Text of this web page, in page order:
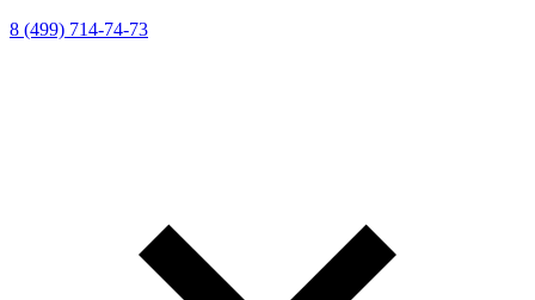
8 (499) 714-74-73